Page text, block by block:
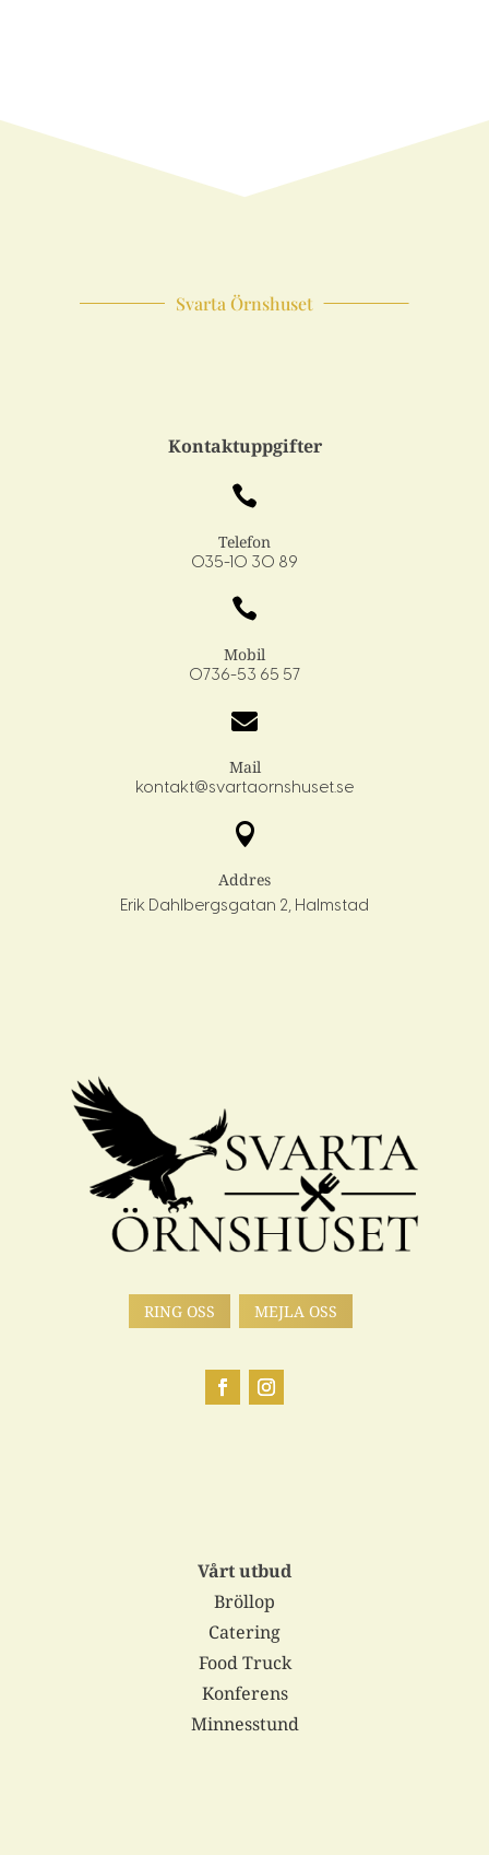
Svarta Örnshuset
Kontaktuppgifter

Telefon
035-10 30 89

Mobil
0736-53 65 57

Mail
kontakt@svartaornshuset.se

Addres
Erik Dahlbergsgatan 2, Halmstad
RING OSS MEJLA OSS
Vårt utbud
Bröllop
Catering
Food Truck
Konferens
Minnesstund